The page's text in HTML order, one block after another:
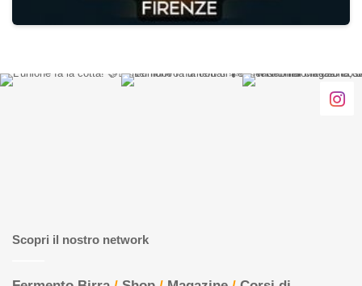
Scopri il nostro network